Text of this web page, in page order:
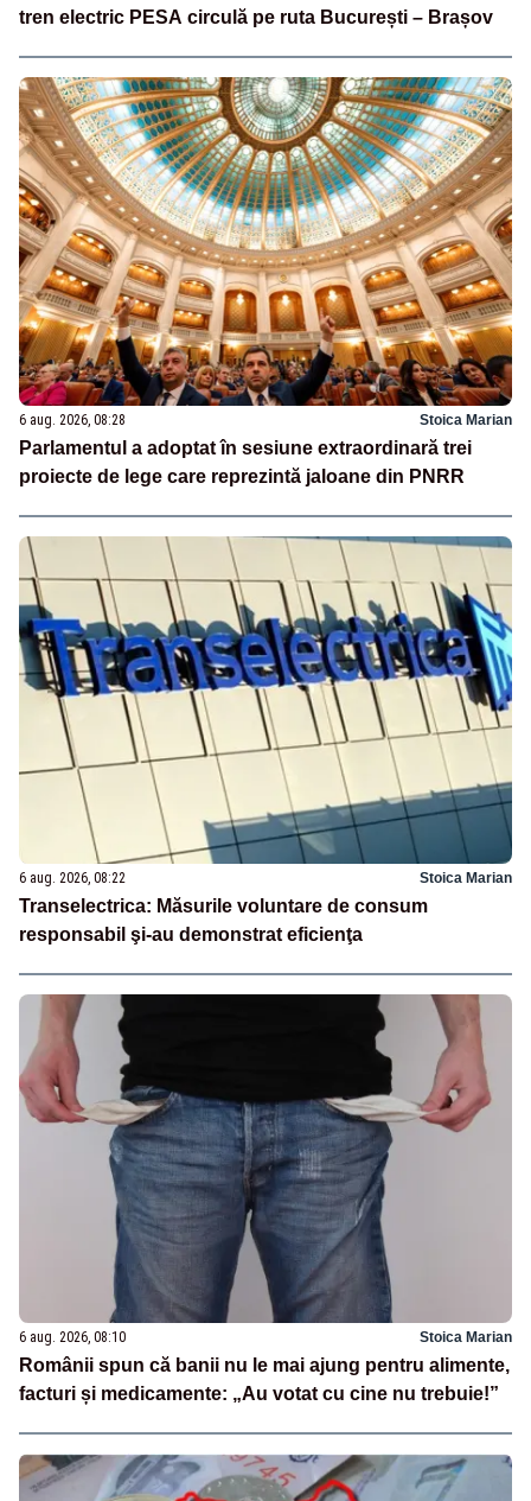
tren electric PESA circulă pe ruta București – Brașov
6 aug. 2026, 08:28 Stoica Marian
Parlamentul a adoptat în sesiune extraordinară trei
proiecte de lege care reprezintă jaloane din PNRR
6 aug. 2026, 08:22 Stoica Marian
Transelectrica: Măsurile voluntare de consum
responsabil şi-au demonstrat eficienţa
6 aug. 2026, 08:10 Stoica Marian
Românii spun că banii nu le mai ajung pentru alimente,
facturi și medicamente: „Au votat cu cine nu trebuie!”